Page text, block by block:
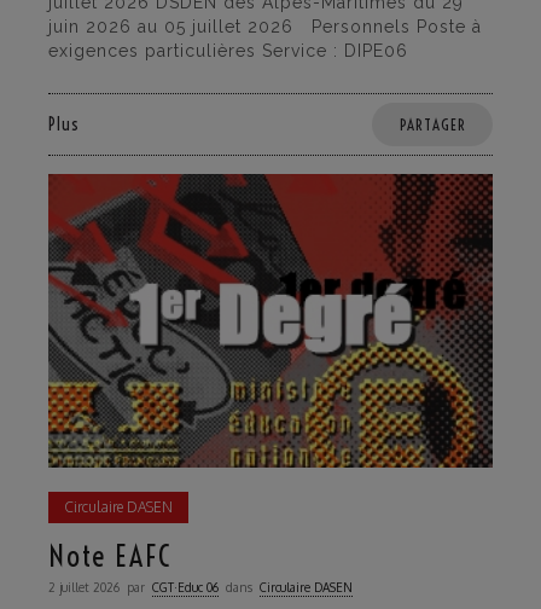
juin 2026 au 05 juillet 2026 Personnels Poste à
exigences particulières Service : DIPE06
Plus PARTAGER
Circulaire DASEN
Note EAFC
2 juillet 2026 par CGT·Educ 06 dans Circulaire DASEN